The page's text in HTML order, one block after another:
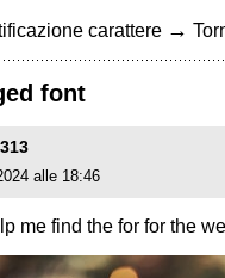
carattere →
font
alle 18:46
me find the for for the